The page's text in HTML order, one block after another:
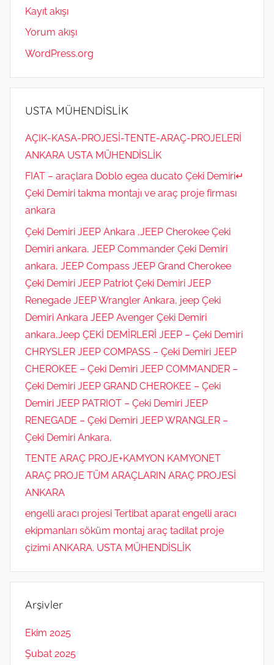
Kayıt akışı
Yorum akışı
WordPress.org
USTA MÜHENDİSLİK
AÇIK-KASA-PROJESİ-TENTE-ARAÇ-PROJELERİ
ANKARA USTA MÜHENDİSLİK
FIAT – araçlara Doblo egea ducato Çeki Demiri↵
Çeki Demiri takma montajı ve araç proje firması
ankara
Çeki Demiri JEEP Ankara ,JEEP Cherokee Çeki
Demiri ankara, JEEP Commander Çeki Demiri
ankara, JEEP Compass JEEP Grand Cherokee
Çeki Demiri JEEP Patriot Çeki Demiri JEEP
Renegade JEEP Wrangler Ankara, jeep Çeki
Demiri Ankara JEEP Avenger Çeki Demiri
ankara,Jeep ÇEKİ DEMİRLERİ JEEP – Çeki Demiri
CHRYSLER JEEP COMPASS – Çeki Demiri JEEP
CHEROKEE – Çeki Demiri JEEP COMMANDER –
Çeki Demiri JEEP GRAND CHEROKEE – Çeki
Demiri JEEP PATRIOT – Çeki Demiri JEEP
RENEGADE – Çeki Demiri JEEP WRANGLER –
Çeki Demiri Ankara,
TENTE ARAÇ PROJE+KAMYON KAMYONET
ARAÇ PROJE TÜM ARAÇLARIN ARAÇ PROJESİ
ANKARA
engelli aracı projesi Tertibat aparat engelli aracı
ekipmanları söküm montaj araç tadilat proje
çizimi ANKARA. USTA MÜHENDİSLİK
Arşivler
Ekim 2025
Şubat 2025